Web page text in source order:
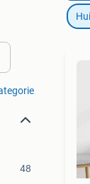
48